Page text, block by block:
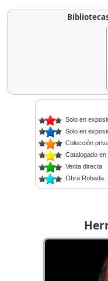
Solo en
Solo en
Colección
Catalogado
Venta directa
Obra Robada